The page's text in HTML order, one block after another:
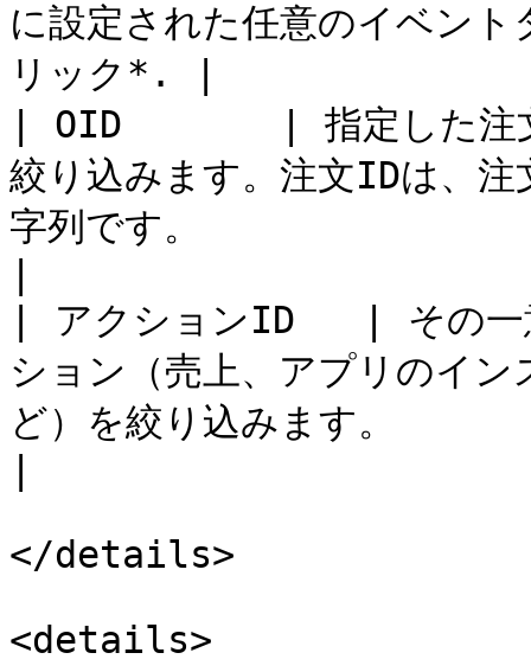
に設定された任意のイベン
リック*. |
| OID       | 指定した注文
絞り込みます。注文IDは、
字列です。
| アクションID   | その一
ション（売上、アプリのイ
ど）を絞り込みます。
</details>
<details>